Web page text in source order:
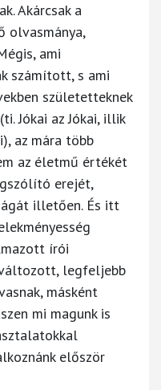
Akárcsak a
olvasmánya,
ami
számított, s ami
születetteknek
Jókai az Jókai, illik
az mára több
az életmű értékét
erejét,
illetően. És itt
írói
legfeljebb
másként
mi magunk is
először